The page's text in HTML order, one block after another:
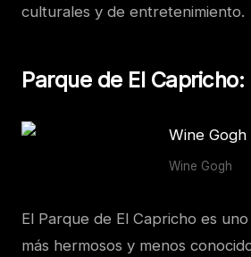
culturales y de entretenimiento.
Parque de El Capricho:
Wine Gogh
El Parque de El Capricho es
más hermosos y menos